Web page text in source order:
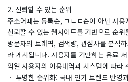
2. 신뢰할 수 있는 순위
주소어때는 등록순, ㄱㄴㄷ순이 아닌 사
신뢰할 수 있는 웹사이트를 기반으로 순위
방문자의 트래픽, 검색량, 관심사를 분석
라 게시됩니다. 사용자를 기만하는 유료
익일 사용자의 이용내역과 시스템에 따라
ㆍ 투명한 순위화: 국내 인기 트렌드 반영